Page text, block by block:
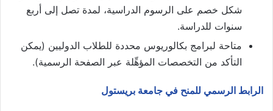
شكل خصم على الرسوم الدراسية، لمدة تصل إلى أربع
سنوات للدراسة.
متاحة لبرامج بكالوريوس محددة للطلاب الدوليين (يمكن
التأكد من التخصصات المؤهِّلة عبر الصفحة الرسمية).
الرابط الرسمي للمنح في جامعة بريستول